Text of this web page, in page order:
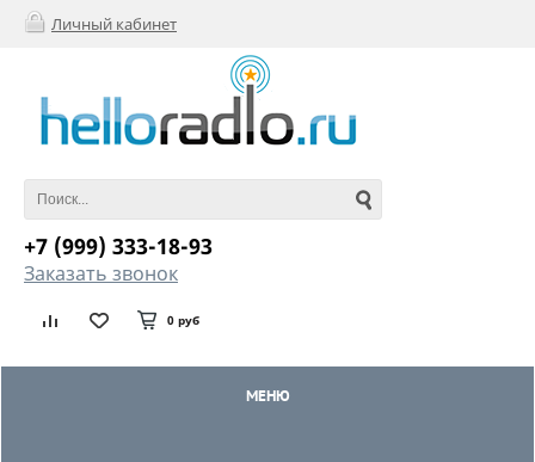
Личный кабинет
+7 (999) 333-18-93
Заказать звонок
0 руб
МЕНЮ